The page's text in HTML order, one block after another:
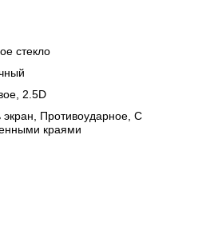
стекло
2.5D
экран, Противоударное, С
краями